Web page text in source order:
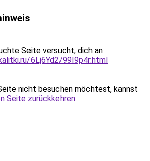
Seite versucht, dich an
6Lj6Yd2/99I9p4r.html
nicht besuchen möchtest, kannst
Seite zurückkehren.